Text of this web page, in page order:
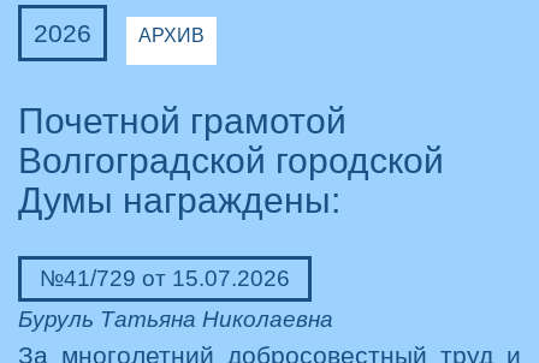
2026 АРХИВ
Почетной грамотой
Волгоградской городской
Думы награждены:
№41/729 от 15.07.2026
Буруль Татьяна Николаевна
За многолетний добросовестный труд и